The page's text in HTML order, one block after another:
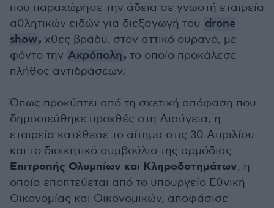
που παραχώρησε την άδεια σε γνωστή εταιρεία
αθλητικών ειδών για διεξαγωγή του drone
show, χθες βράδυ, στον αττικό ουρανό, με
φόντο την Ακρόπολη, το οποίο προκάλεσε
πλήθος αντιδράσεων.
Όπως προκύπτει από τη σχετική απόφαση που
δημοσιεύθηκε προχθές στη Διαύγεια, η
εταιρεία κατέθεσε το αίτημα στις 30 Απριλίου
και το διοικητικό συμβούλιο της αρμόδιας
Επιτροπής Ολυμπίων και Κληροδοτημάτων, η
οποία εποπτεύεται από το υπουργείο Εθνική
Οικονομίας και Οικονομικών, αποφάσισε